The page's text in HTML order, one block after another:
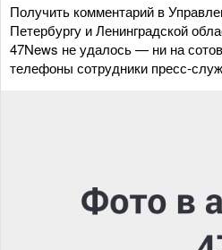
Получить комментарий в
Петербургу и Ленинградской
47News не удалось — ни на
телефоны сотрудники пресс-